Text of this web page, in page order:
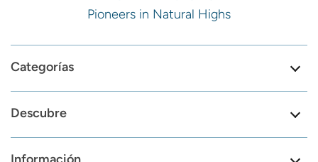
Pioneers in Natural Highs
Categorías
Descubre